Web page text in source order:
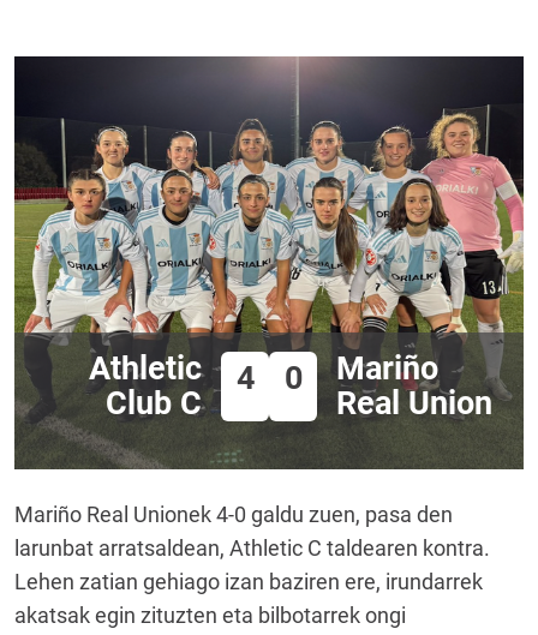
Athletic
Club C
4 0
Mariño
Real Union
Mariño Real Unionek 4-0 galdu zuen, pasa den
larunbat arratsaldean, Athletic C taldearen kontra.
Lehen zatian gehiago izan baziren ere, irundarrek
akatsak egin zituzten eta bilbotarrek ongi